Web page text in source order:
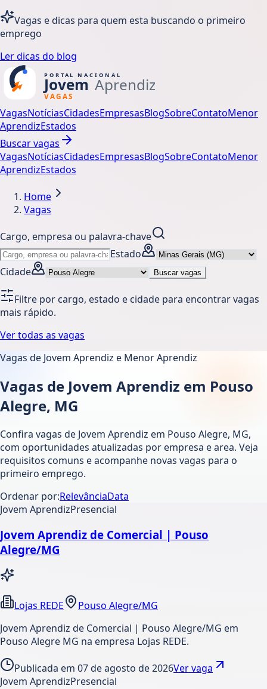
Vagas e dicas para quem esta buscando o primeiro
emprego
Ler dicas do blog
VagasNotíciasCidadesEmpresasBlogSobreContatoMenor
AprendizEstados
Buscar vagas
VagasNotíciasCidadesEmpresasBlogSobreContatoMenor
AprendizEstados
Home
Vagas
Cargo, empresa ou palavra-chave
Estado
Cidade
Buscar vagas
Filtre por cargo, estado e cidade para encontrar vagas
mais rápido.
Ver todas as vagas
Vagas de Jovem Aprendiz e Menor Aprendiz
Vagas de Jovem Aprendiz em Pouso
Alegre, MG
Confira vagas de Jovem Aprendiz em Pouso Alegre, MG,
com oportunidades atualizadas por empresa e area. Veja
requisitos comuns e acompanhe novas vagas para o
primeiro emprego.
Ordenar por:RelevânciaData
Jovem AprendizPresencial
Jovem Aprendiz de Comercial | Pouso
Alegre/MG
Lojas REDE
Pouso Alegre/MG
Jovem Aprendiz de Comercial | Pouso Alegre/MG em
Pouso Alegre MG na empresa Lojas REDE.
Publicada em 07 de agosto de 2026Ver vaga
Jovem AprendizPresencial